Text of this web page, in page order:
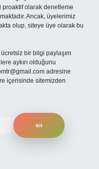
olarak denetleme
Ancak, üyelerimiz
olup, siteye üye olarak bu
bir bilgi paylaşım
aykırı olduğunu
adresine
içerisinde sitemizden